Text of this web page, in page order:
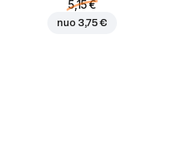
5,15 €
nuo 3,75 €